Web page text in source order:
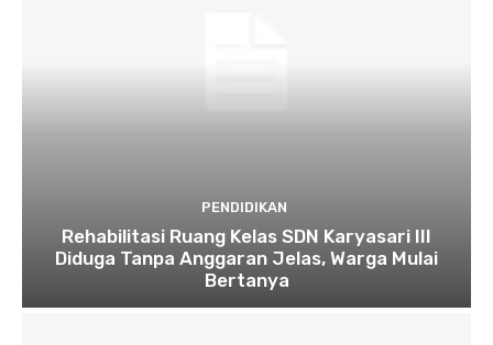
PENDIDIKAN
Rehabilitasi Ruang Kelas SDN Karyasari III
Diduga Tanpa Anggaran Jelas, Warga Mulai
Bertanya